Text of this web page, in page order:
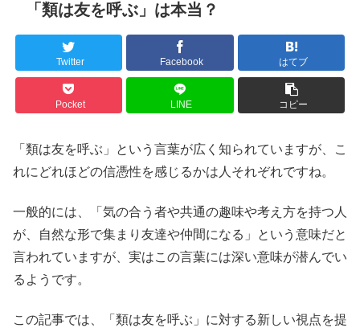
「類は友を呼ぶ」は本当？
Twitter Facebook はてブ
Pocket LINE コピー
「類は友を呼ぶ」という言葉が広く知られていますが、こ
れにどれほどの信憑性を感じるかは人それぞれですね。
一般的には、「気の合う者や共通の趣味や考え方を持つ人
が、自然な形で集まり友達や仲間になる」という意味だと
言われていますが、実はこの言葉には深い意味が潜んでい
るようです。
この記事では、「類は友を呼ぶ」に対する新しい視点を提